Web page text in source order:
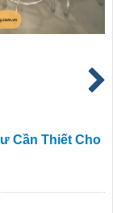
Cần Thiết Cho